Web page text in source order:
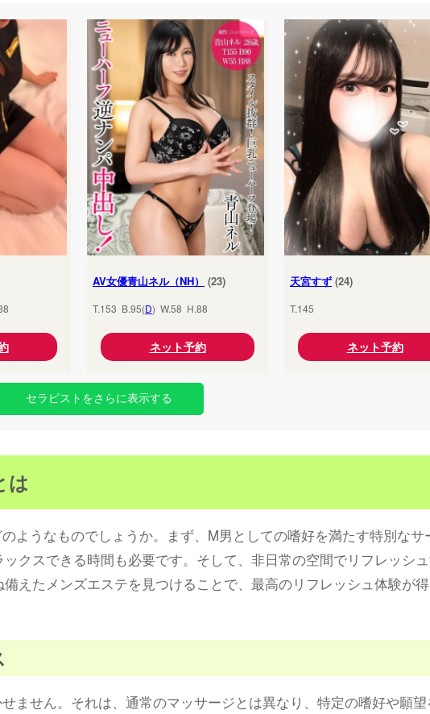
AV女優青山ネル（NH） (23)
T.153 B.95(D) W.58 H.88
ネット予約
天宮すず (24)
T.145
ネット予約
セラピストをさらに表示する
は
ようなものでしょうか。まず、M男としての嗜好を満たす特別なサ
クスできる時間も必要です。そして、非日常の空間でリフレッシ
えたメンズエステを見つけることで、最高のリフレッシュ体験が
ません。それは、通常のマッサージとは異なり、特定の嗜好や願